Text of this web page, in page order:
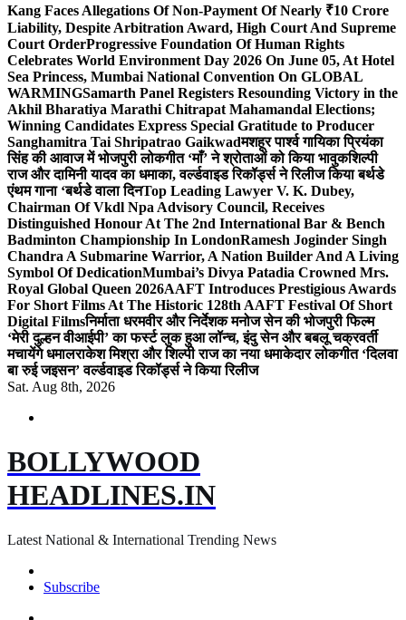
Kang Faces Allegations Of Non-Payment Of Nearly ₹10 Crore
Liability, Despite Arbitration Award, High Court And Supreme
Court OrderProgressive Foundation Of Human Rights
Celebrates World Environment Day 2026 On June 05, At Hotel
Sea Princess, Mumbai National Convention On GLOBAL
WARMINGSamarth Panel Registers Resounding Victory in the
Akhil Bharatiya Marathi Chitrapat Mahamandal Elections;
Winning Candidates Express Special Gratitude to Producer
Sanghamitra Tai Shripatrao Gaikwadमशहूर पार्श्व गायिका प्रियंका
सिंह की आवाज में भोजपुरी लोकगीत ‘माँ’ ने श्रोताओं को किया भावुकशिल्पी
राज और दामिनी यादव का धमाका, वर्ल्डवाइड रिकॉर्ड्स ने रिलीज किया बर्थडे
एंथम गाना ‘बर्थडे वाला दिनTop Leading Lawyer V. K. Dubey,
Chairman Of Vkdl Npa Advisory Council, Receives
Distinguished Honour At The 2nd International Bar & Bench
Badminton Championship In LondonRamesh Joginder Singh
Chandra A Submarine Warrior, A Nation Builder And A Living
Symbol Of DedicationMumbai’s Divya Patadia Crowned Mrs.
Royal Global Queen 2026AAFT Introduces Prestigious Awards
For Short Films At The Historic 128th AAFT Festival Of Short
Digital Filmsनिर्माता धरमवीर और निर्देशक मनोज सेन की भोजपुरी फिल्म
‘मेरी दुल्हन वीआईपी’ का फर्स्ट लुक हुआ लॉन्च, इंदु सेन और बबलू चक्रवर्ती
मचायेंगे धमालराकेश मिश्रा और शिल्पी राज का नया धमाकेदार लोकगीत ‘दिलवा
बा रुई जइसन’ वर्ल्डवाइड रिकॉर्ड्स ने किया रिलीज
Sat. Aug 8th, 2026
BOLLYWOOD
HEADLINES.IN
Latest National & International Trending News
Subscribe